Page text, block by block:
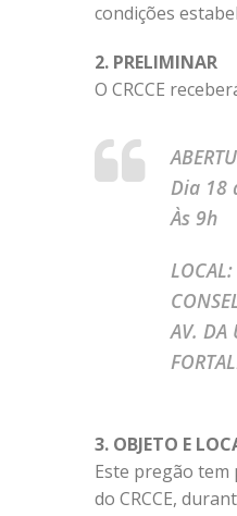
condições
2. PRELIMINAR
O CRCCE
Dia 18
Às 9h
LOCAL:
AV. DA
3. OBJETO E
Este pregão
do CRCCE,